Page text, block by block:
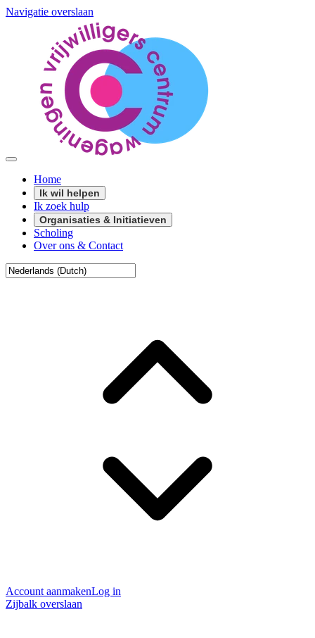
Navigatie overslaan
Home
Ik wil helpen
Ik zoek hulp
Organisaties & Initiatieven
Scholing
Over ons & Contact
Account aanmakenLog in
Zijbalk overslaan